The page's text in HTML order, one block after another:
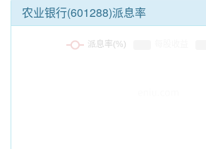
农业银行(601288)派息率